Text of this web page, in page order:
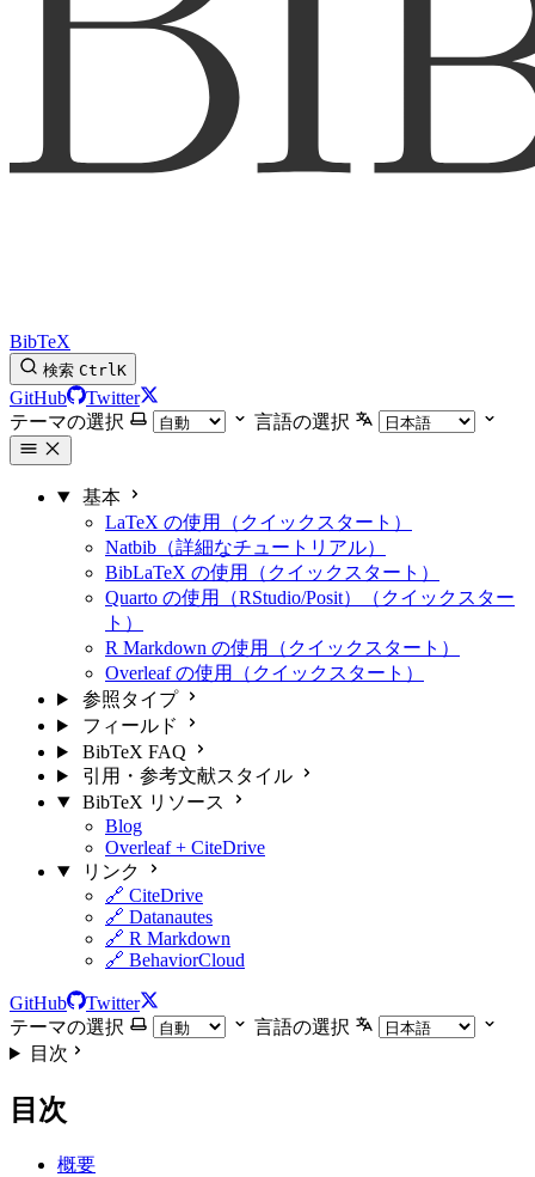
BibTeX
検索 CtrlK
GitHub
Twitter
テーマの選択
言語の選択
基本
LaTeX の使用（クイックスタート）
Natbib（詳細なチュートリアル）
BibLaTeX の使用（クイックスタート）
Quarto の使用（RStudio/Posit）（クイックスター
ト）
R Markdown の使用（クイックスタート）
Overleaf の使用（クイックスタート）
参照タイプ
フィールド
BibTeX FAQ
引用・参考文献スタイル
BibTeX リソース
Blog
Overleaf + CiteDrive
リンク
🔗 CiteDrive
🔗 Datanautes
🔗 R Markdown
🔗 BehaviorCloud
GitHub
Twitter
テーマの選択
言語の選択
目次
目次
概要